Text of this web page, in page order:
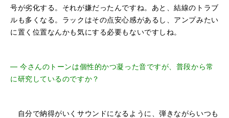
号が劣化する。それが嫌だったんですね。あと、結線のトラブ
ルも多くなる。ラックはその点安心感があるし、アンプみたい
に置く位置なんかも気にする必要もないですしね。
―今さんのトーンは個性的かつ凝った音ですが、普段から常
に研究しているのですか？
自分で納得がいくサウンドになるように、弾きながらいつも